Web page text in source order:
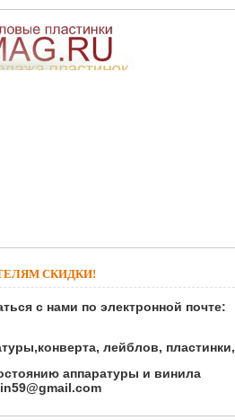
СКИДКИ!
с нами по электронной почте:
лейблов, пластинки,
аппаратуры и винила